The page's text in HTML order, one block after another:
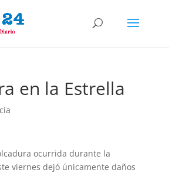
en la Estrella
ocurrida durante la
viernes dejó únicamente daños